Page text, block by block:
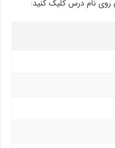
نام درس کلیک کنید: